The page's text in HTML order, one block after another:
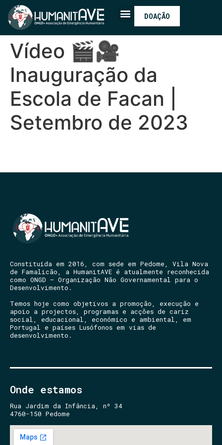
DOAÇÃO
Vídeo 🎬🎥
Inauguração da
Escola de Facan |
Setembro de 2023
Constituída em 2016, com sede em Pedome, Vila Nova
de Famalicão, a HumanitAVE é atualmente reconhecida
como ONGD – Organização Não Governamental para o
Desenvolvimento.
Temos hoje como objetivos a promoção, execução e
apoio a projectos, programas e acções de cariz
social, educacional, económico e ambiental, em
Portugal e países Lusófonos em vias de
desenvolvimento.
Onde estamos
Rua Jardim da Infância, nº 34
4760-150 Pedome